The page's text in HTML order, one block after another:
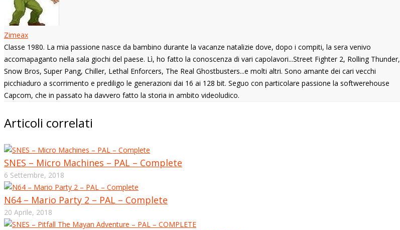
Zimeax
Classe 1980. La mia passione nasce da bambino durante la vacanze natalizie dove, dopo i compiti, la sera venivo
accomapaganto nella sala giochi del paese. Lì, ho fatto la conoscenza di vari capolavori...Street Fighter 2, Rolling Thunder,
Snow Bros, Super Pang, Chiller, Lethal Enforcers, The Real Ghostbusters...e molti altri. Sono amante dei cari vecchi
picchiaduro a scorrimento e prediligo le generazioni dai 16 ai 128 bit. Seguo con particolare passione la softwerehouse
Capcom, che in passato ha davvero fatto la storia in ambito videoludico.
Articoli correlati
SNES – Micro Machines – PAL – Complete
6 Settembre, 2018
N64 – Mario Party 2 – PAL – Complete
20 Aprile, 2018